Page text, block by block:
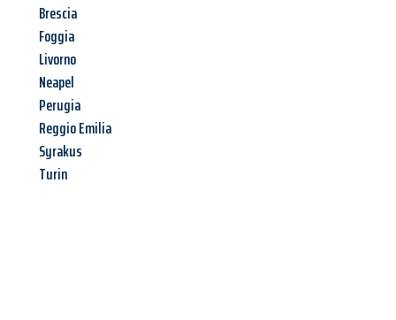
Brescia
Foggia
Livorno
Neapel
Perugia
Reggio Emilia
Syrakus
Turin